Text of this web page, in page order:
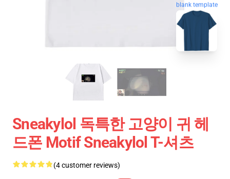
blank template
Sneakylol 독특한 고양이 귀 헤
드폰 Motif Sneakylol T-셔츠
(4 customer reviews)